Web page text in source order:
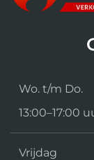
Wo. t/m Do.
13:00–17:00
Vrijdag